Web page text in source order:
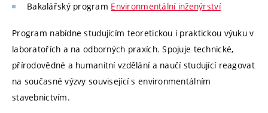
Bakalářský program Environmentální inženýrství
Program nabídne studujícím teoretickou i praktickou výuku v
laboratořích a na odborných praxích. Spojuje technické,
přírodovědné a humanitní vzdělání a naučí studující reagovat
na současné výzvy související s environmentálním
stavebnictvím.